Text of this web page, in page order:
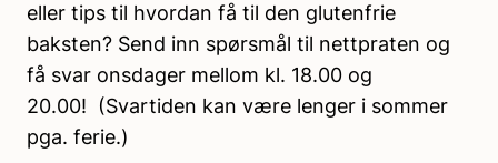
eller tips til hvordan få til den glutenfrie
baksten? Send inn spørsmål til nettpraten og
få svar onsdager mellom kl. 18.00 og
20.00! (Svartiden kan være lenger i sommer
pga. ferie.)